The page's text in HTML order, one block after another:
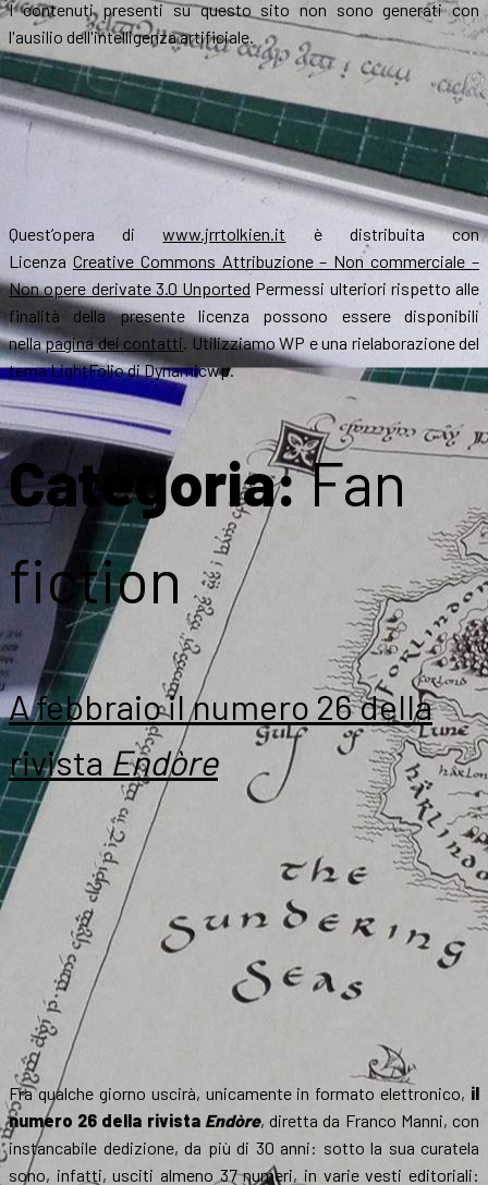
I contenuti presenti su questo sito non sono generati con
l'ausilio dell'intelligenza artificiale.
Quest’opera diwww.jrrtolkien.it è distribuita con
Licenza Creative Commons Attribuzione – Non commerciale –
Non opere derivate 3.0 Unported Permessi ulteriori rispetto alle
finalità della presente licenza possono essere disponibili
nellapagina dei contatti. Utilizziamo WP e una rielaborazione del
tema LightFolio di Dynamicwp.
Categoria:Fan
fiction
A febbraio il numero 26 della
rivista Endòre
Fra qualche giorno uscirà, unicamente in formato elettronico, il
numero 26 della rivista Endòre, diretta da Franco Manni, con
instancabile dedizione, da più di 30 anni: sotto la sua curatela
sono, infatti, usciti almeno 37 numeri, in varie vesti editoriali: